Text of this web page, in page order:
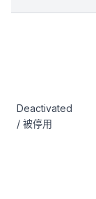
Deactivated
/ 被停用